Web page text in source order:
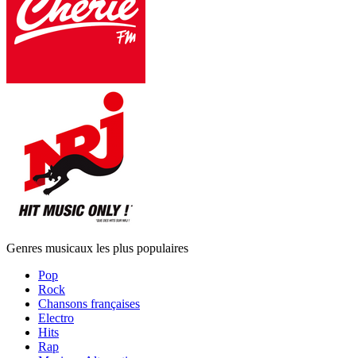
Genres musicaux les plus populaires
Pop
Rock
Chansons françaises
Electro
Hits
Rap